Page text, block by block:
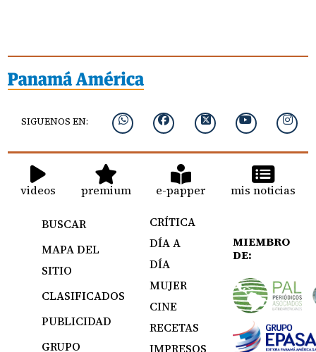
SIGUENOS EN:
videos premium e-papper mis noticias
BUSCAR
MAPA DEL
SITIO
CLASIFICADOS
PUBLICIDAD
GRUPO
CRÍTICA
DÍA A
DÍA
MUJER
CINE
RECETAS
IMPRESOS
MIEMBRO
DE: